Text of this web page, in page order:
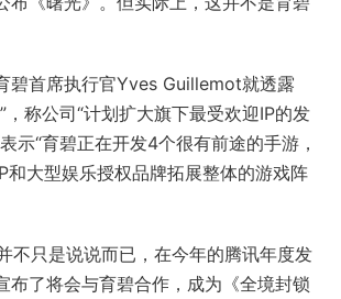
碧首席执行官Yves Guillemot就透露
，称公司“计划扩大旗下最受欢迎IP的发
示“育碧正在开发4个很有前途的手游，
和大型娱乐授权品牌拓展整体的游戏阵
不只是说说而已，在今年的腾讯年度发
布了将会与育碧合作，成为《全境封锁